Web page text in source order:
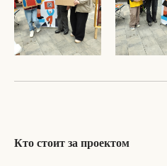
Кто стоит за проектом